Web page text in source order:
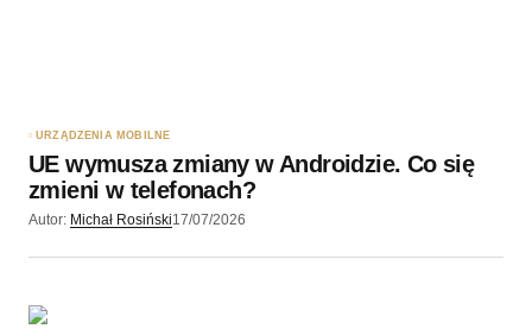
URZĄDZENIA MOBILNE
UE wymusza zmiany w Androidzie. Co się
zmieni w telefonach?
Autor: Michał Rosiński17/07/2026